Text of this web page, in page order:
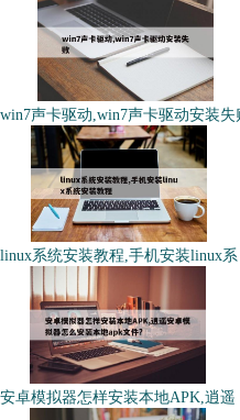
win7声卡驱动,win7声卡驱动安装失
linux系统安装教程,手机安装linux系
安卓模拟器怎样安装本地APK,逍遥